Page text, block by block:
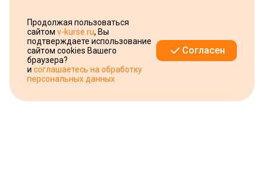
Продолжая пользоваться
сайтом v-kurse.ru, Вы
подтверждаете использование
сайтом cookies Вашего
браузера?
и соглашаетесь на обработку
персональных данных
Согласен